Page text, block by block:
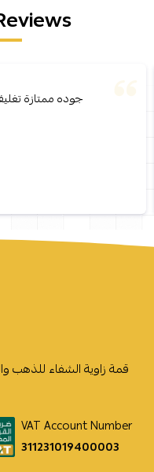
جوده ممتازة
قمة زاوية الشفاء للذهب
VAT Account Number
311231019400003